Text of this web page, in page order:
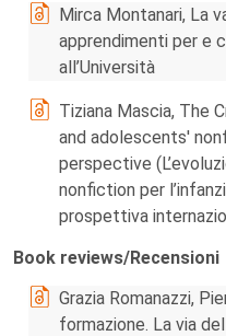
Mirca Montanari, La
apprendimenti per e
all’Università
Tiziana Mascia, The
and adolescents'
perspective
nonfiction per
prospettiva
Book reviews/Recensioni
Grazia Romanazzi,
formazione. La via